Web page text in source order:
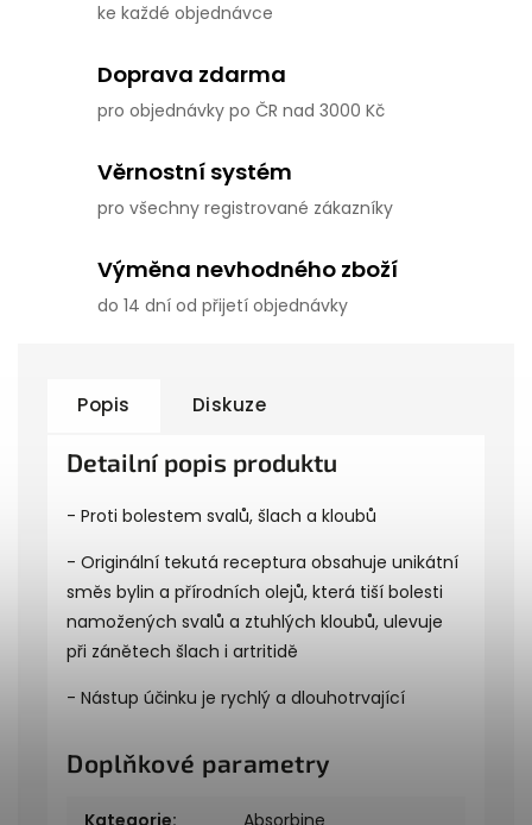
ke každé objednávce
Doprava zdarma
pro objednávky po ČR nad 3000 Kč
Věrnostní systém
pro všechny registrované zákazníky
Výměna nevhodného zboží
do 14 dní od přijetí objednávky
Popis Diskuze
Detailní popis produktu
- Proti bolestem svalů, šlach a kloubů
- Originální tekutá receptura obsahuje unikátní
směs bylin a přírodních olejů, která tiší bolesti
namožených svalů a ztuhlých kloubů, ulevuje
při zánětech šlach i artritidě
- Nástup účinku je rychlý a dlouhotrvající
Doplňkové parametry
Kategorie: Absorbine